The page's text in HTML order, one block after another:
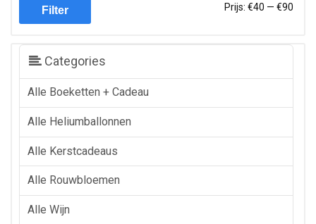
Filter Prijs: €40 — €90
Categories
Alle Boeketten + Cadeau
Alle Heliumballonnen
Alle Kerstcadeaus
Alle Rouwbloemen
Alle Wijn